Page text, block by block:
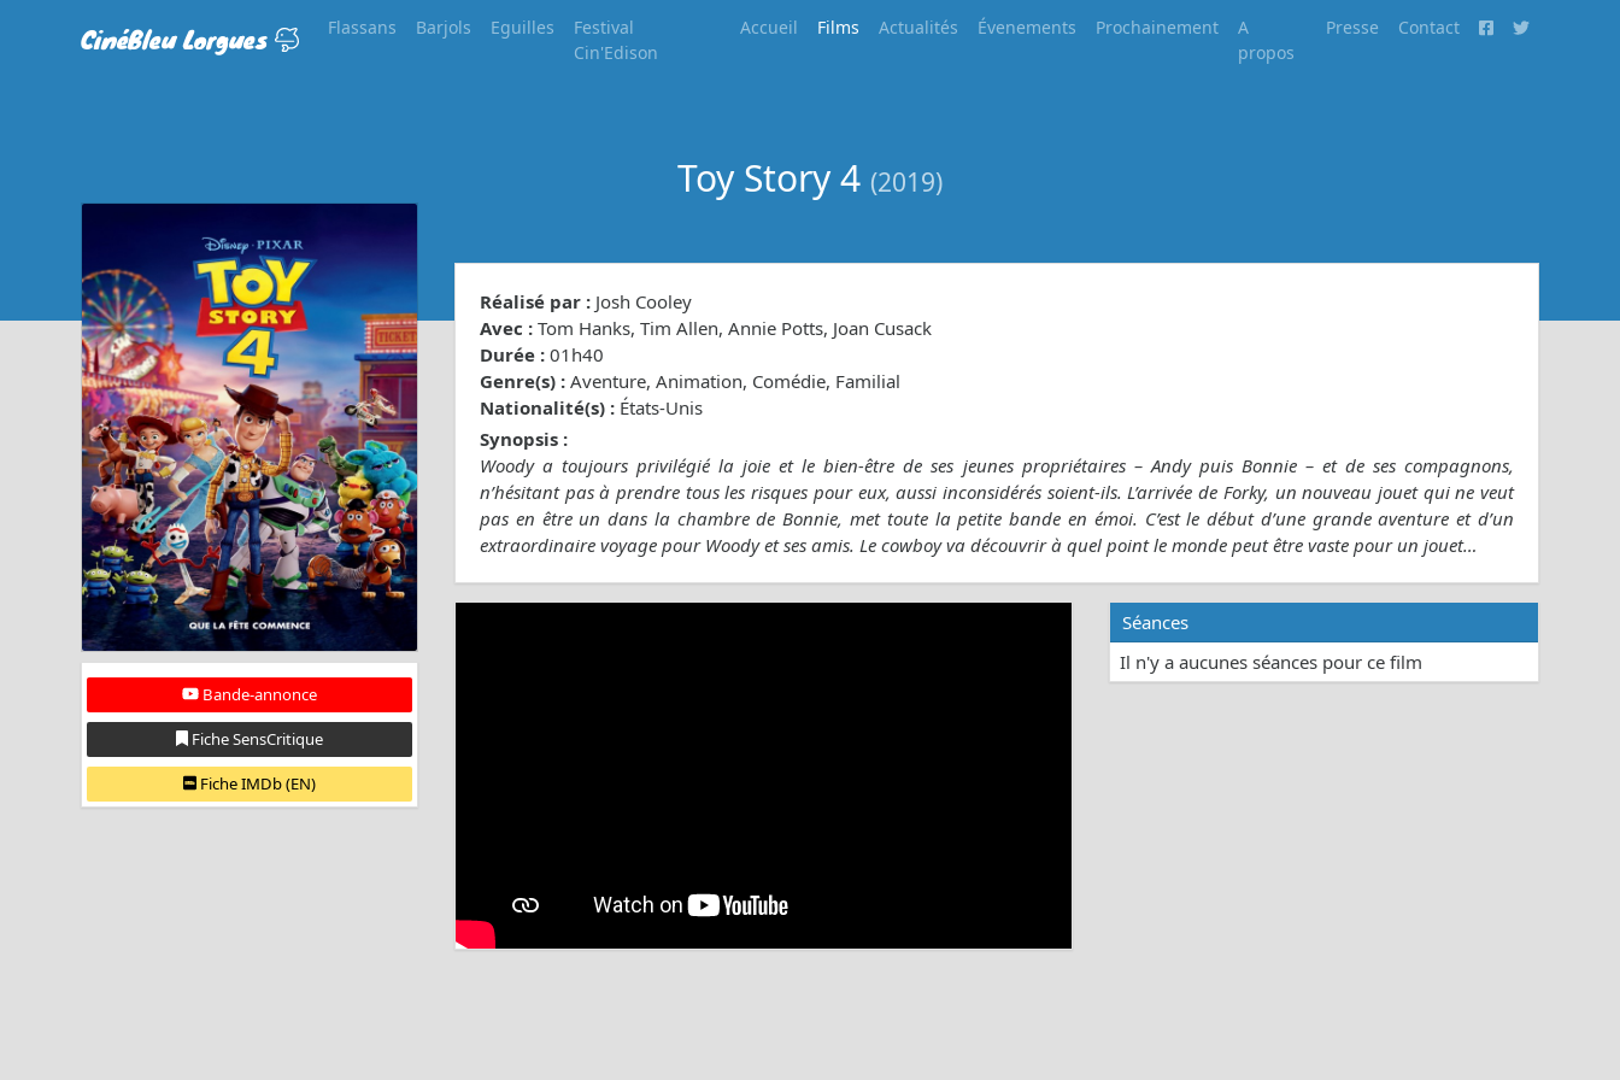
CinéBleu Lorgues Flassans Barjols Eguilles
Festival
Cin'Edison
Accueil Films Actualités Évenements Prochainement
A
propos
Presse Contact
Toy Story 4 (2019)
Bande-annonce
Fiche SensCritique
Fiche IMDb (EN)
Réalisé par : Josh Cooley
Avec : Tom Hanks, Tim Allen, Annie Potts, Joan Cusack
Durée : 01h40
Genre(s) : Aventure, Animation, Comédie, Familial
Nationalité(s) : États-Unis
Synopsis :
Woody a toujours privilégié la joie et le bien-être de ses jeunes propriétaires – Andy puis Bonnie – et de ses compagnons,
n’hésitant pas à prendre tous les risques pour eux, aussi inconsidérés soient-ils. L’arrivée de Forky, un nouveau jouet qui ne veut
pas en être un dans la chambre de Bonnie, met toute la petite bande en émoi. C’est le début d’une grande aventure et d’un
extraordinaire voyage pour Woody et ses amis. Le cowboy va découvrir à quel point le monde peut être vaste pour un jouet…
Séances
Il n'y a aucunes séances pour ce film